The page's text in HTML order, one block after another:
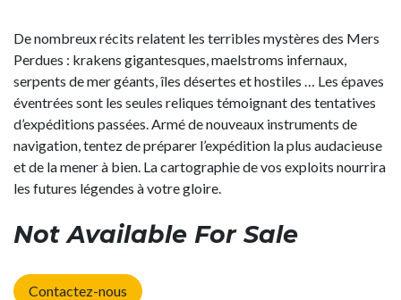
De nombreux récits relatent les terribles mystères des Mers
Perdues : krakens gigantesques, maelstroms infernaux,
serpents de mer géants, îles désertes et hostiles … Les épaves
éventrées sont les seules reliques témoignant des tentatives
d’expéditions passées. Armé de nouveaux instruments de
navigation, tentez de préparer l’expédition la plus audacieuse
et de la mener à bien. La cartographie de vos exploits nourrira
les futures légendes à votre gloire.
Not Available For Sale
Contactez-nous